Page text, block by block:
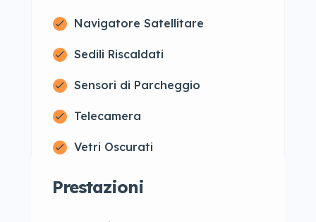
Navigatore Satellitare
Sedili Riscaldati
Sensori di Parcheggio
Telecamera
Vetri Oscurati
Prestazioni